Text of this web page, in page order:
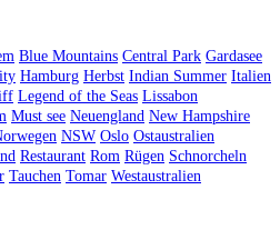
Blue Mountains Central Park Gardasee
Hamburg Herbst Indian Summer Italien
Legend of the Seas Lissabon
Must see Neuengland New Hampshire
NSW Oslo Ostaustralien
Restaurant Rom Rügen Schnorcheln
Tauchen Tomar Westaustralien